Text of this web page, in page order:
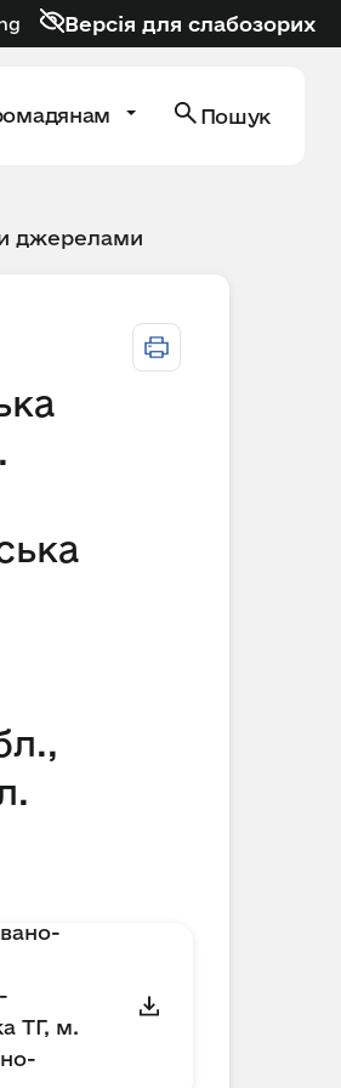
Версія для слабозорих
Пошук
джерелами
ТГ, м.